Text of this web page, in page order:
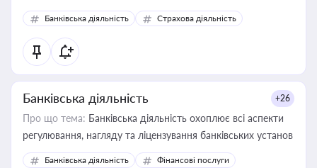
забезпечувати їх належне прийняття органами влади та
контрагентами
Банківська діяльність Страхова діяльність
Банківська діяльність +26
Про що тема: Банківська діяльність охоплює всі аспекти
регулювання, нагляду та ліцензування банківських установ
Банківська діяльність Фінансові послуги